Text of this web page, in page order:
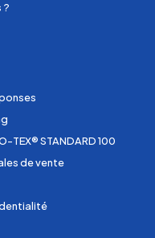
?
TEX® STANDARD 100
de vente